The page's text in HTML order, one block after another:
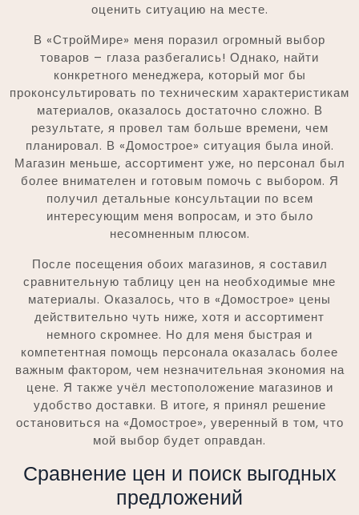
оценить ситуацию на месте.
В «СтройМире» меня поразил огромный выбор
товаров – глаза разбегались! Однако, найти
конкретного менеджера, который мог бы
проконсультировать по техническим характеристикам
материалов, оказалось достаточно сложно. В
результате, я провел там больше времени, чем
планировал. В «Домострое» ситуация была иной.
Магазин меньше, ассортимент уже, но персонал был
более внимателен и готовым помочь с выбором. Я
получил детальные консультации по всем
интересующим меня вопросам, и это было
несомненным плюсом.
После посещения обоих магазинов, я составил
сравнительную таблицу цен на необходимые мне
материалы. Оказалось, что в «Домострое» цены
действительно чуть ниже, хотя и ассортимент
немного скромнее. Но для меня быстрая и
компетентная помощь персонала оказалась более
важным фактором, чем незначительная экономия на
цене. Я также учёл местоположение магазинов и
удобство доставки. В итоге, я принял решение
остановиться на «Домострое», уверенный в том, что
мой выбор будет оправдан.
Сравнение цен и поиск выгодных
предложений